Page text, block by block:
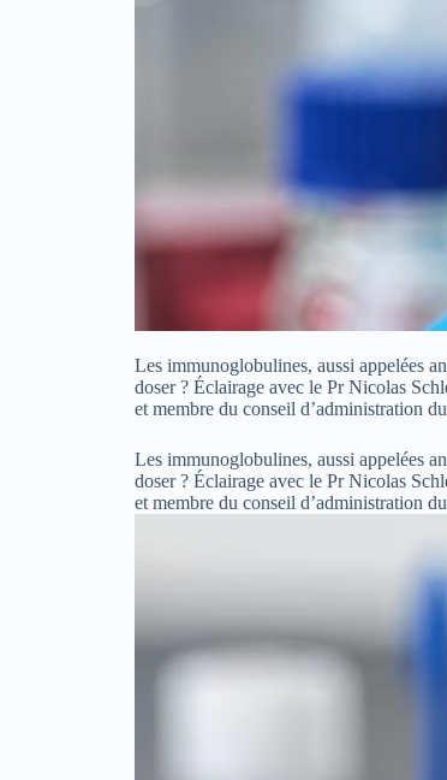
Les immunoglobulines, aussi appelées
doser ? Éclairage avec le Pr Nicolas
et membre du conseil d’administration
Les immunoglobulines, aussi appelées
doser ? Éclairage avec le Pr Nicolas
et membre du conseil d’administration